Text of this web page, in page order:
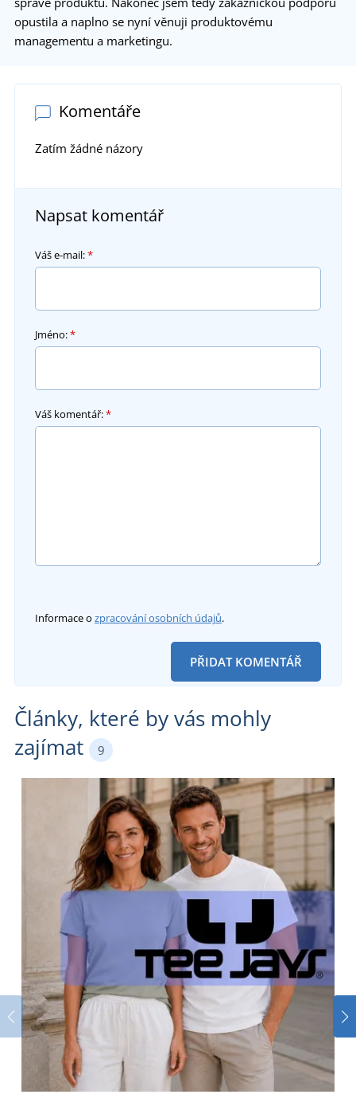
opustila a naplno se nyní věnuji produktovému
managementu a marketingu.
Komentáře
Zatím žádné názory
Napsat komentář
Váš e-mail:*
Jméno:*
Váš komentář:*
Informace o zpracování osobních údajů.
PŘIDAT KOMENTÁŘ
Články, které by vás mohly
zajímat
9